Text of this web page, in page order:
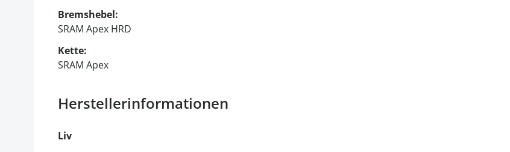
Bremshebel:
SRAM Apex HRD
Kette:
SRAM Apex
Herstellerinformationen
Liv